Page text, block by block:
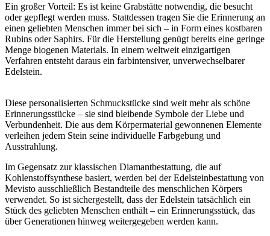
Ein großer Vorteil: Es ist keine Grabstätte notwendig, die besucht
oder gepflegt werden muss. Stattdessen tragen Sie die Erinnerung an
einen geliebten Menschen immer bei sich – in Form eines kostbaren
Rubins oder Saphirs. Für die Herstellung genügt bereits eine geringe
Menge biogenen Materials. In einem weltweit einzigartigen
Verfahren entsteht daraus ein farbintensiver, unverwechselbarer
Edelstein.
Diese personalisierten Schmuckstücke sind weit mehr als schöne
Erinnerungsstücke – sie sind bleibende Symbole der Liebe und
Verbundenheit. Die aus dem Körpermaterial gewonnenen Elemente
verleihen jedem Stein seine individuelle Farbgebung und
Ausstrahlung.
Im Gegensatz zur klassischen Diamantbestattung, die auf
Kohlenstoffsynthese basiert, werden bei der Edelsteinbestattung von
Mevisto ausschließlich Bestandteile des menschlichen Körpers
verwendet. So ist sichergestellt, dass der Edelstein tatsächlich ein
Stück des geliebten Menschen enthält – ein Erinnerungsstück, das
über Generationen hinweg weitergegeben werden kann.